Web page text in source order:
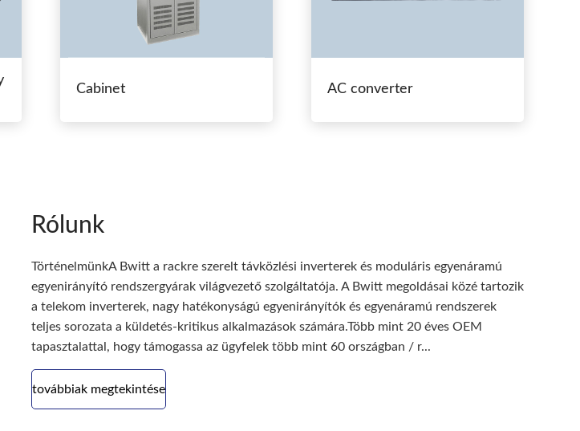
Cabinet AC converter
Rólunk
TörténelmünkA Bwitt a rackre szerelt távközlési inverterek és moduláris egyenáramú
egyenirányító rendszergyárak világvezető szolgáltatója. A Bwitt megoldásai közé tartozik
a telekom inverterek, nagy hatékonyságú egyenirányítók és egyenáramú rendszerek
teljes sorozata a küldetés-kritikus alkalmazások számára.Több mint 20 éves OEM
tapasztalattal, hogy támogassa az ügyfelek több mint 60 országban / r...
továbbiak megtekintése